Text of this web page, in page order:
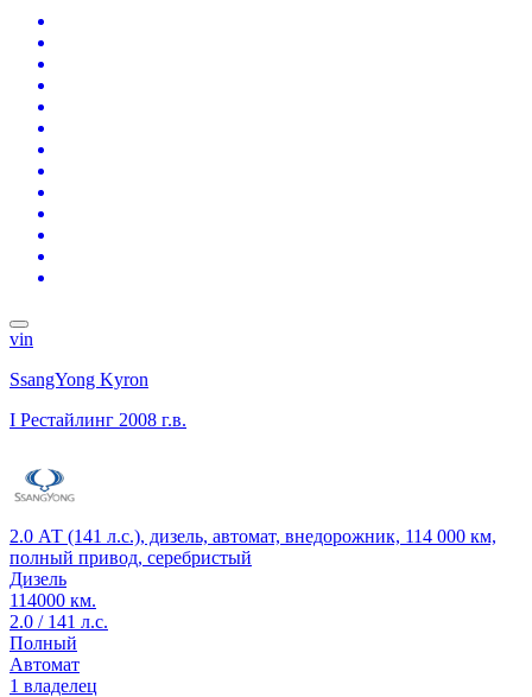
vin
SsangYong Kyron
I Рестайлинг 2008 г.в.
2.0 АТ (141 л.с.), дизель, автомат, внедорожник, 114 000 км,
полный привод, серебристый
Дизель
114000 км.
2.0 / 141 л.с.
Полный
Автомат
1 владелец